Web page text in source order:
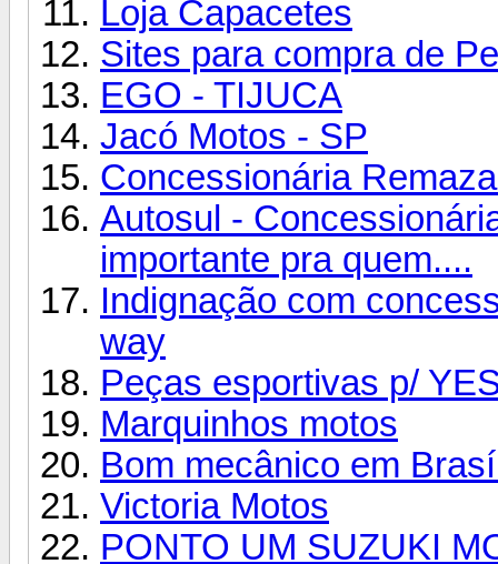
Loja Capacetes
Sites para compra de
EGO - TIJUCA
Jacó Motos - SP
Concessionária
Autosul -
importante pra quem....
Indignação com
way
Peças esportivas p/
Marquinhos motos
Bom mecânico em
Victoria Motos
PONTO UM SUZUKI